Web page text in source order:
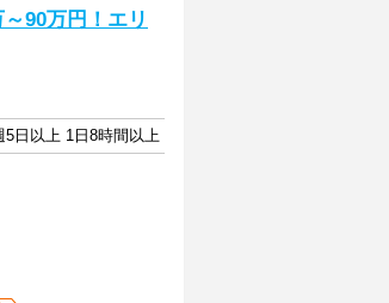
90万円！エリ
5日以上 1日8時間以上